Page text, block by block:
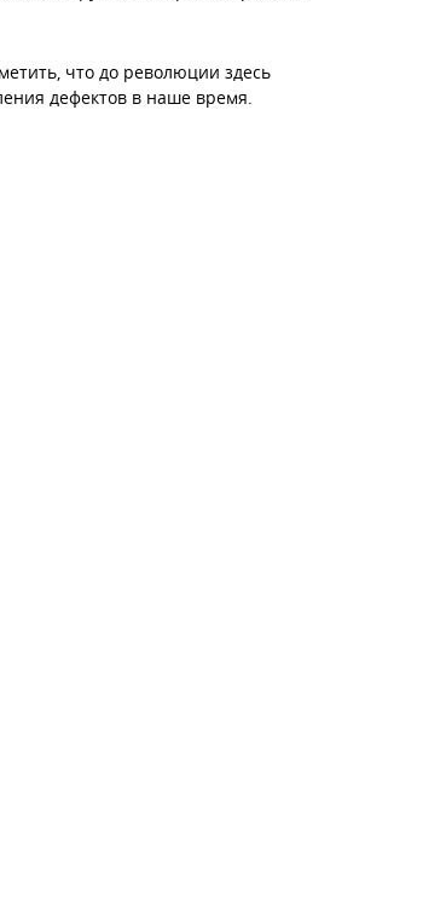
что до революции здесь
дефектов в наше время.